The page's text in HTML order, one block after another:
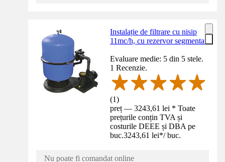
Instalație de filtrare cu nisip
11mc/h, cu rezervor segmentat
Evaluare medie: 5 din 5 stele.
1 Recenzie.
(1)
preț — 3243,61 lei * Toate
prețurile conțin TVA și
costurile DEEE și DBA pe
buc.3243,61 lei*/ buc.
Nu poate fi comandat online